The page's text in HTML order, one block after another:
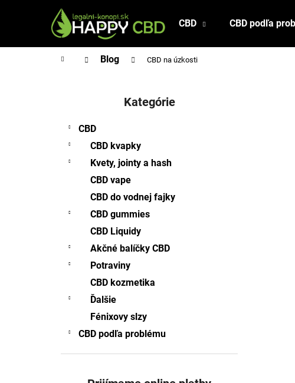
CBD CBD podľa
DomovBlog CBD na úzkosti
Kategórie
CBD
CBD kvapky
Kvety, jointy a hash
CBD vape
CBD do vodnej fajky
CBD gummies
CBD Liquidy
Akčné balíčky CBD
Potraviny
CBD kozmetika
Ďalšie
Fénixovy slzy
CBD podľa problému
Späť
do
Späť
do
CBD -FÉNIXOVE SLZY 2ML FULL-
SPECTRUM
€70,71
Pôvodne: €76,92
3%